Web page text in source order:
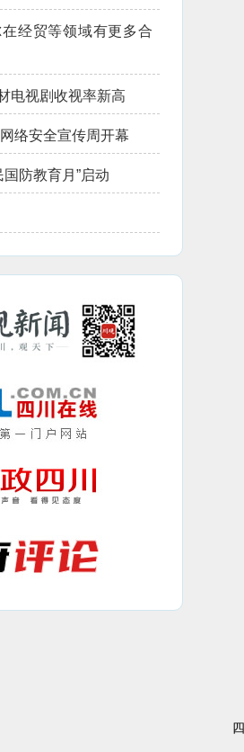
经贸等领域有更多合
电视剧收视率新高
络安全宣传周开幕
国防教育月”启动